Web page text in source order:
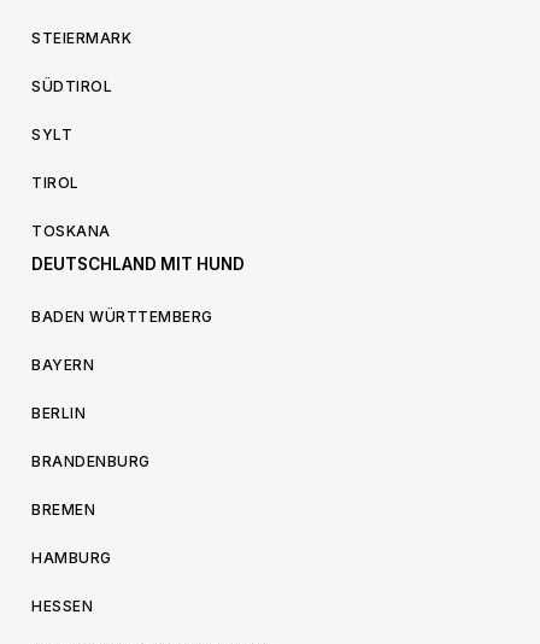
STEIERMARK
SÜDTIROL
SYLT
TIROL
TOSKANA
DEUTSCHLAND MIT HUND
BADEN WÜRTTEMBERG
BAYERN
BERLIN
BRANDENBURG
BREMEN
HAMBURG
HESSEN